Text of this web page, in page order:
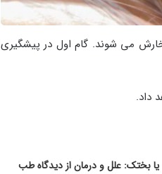
می شوند. گام اول در پیشگیری
داد.
بختک: علل و درمان از دیدگاه طب